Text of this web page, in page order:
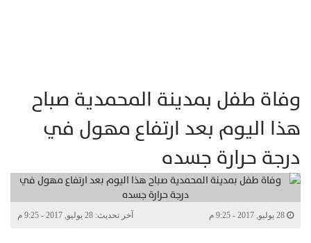
وفاة طفل بمدينة المحمدية صباح
هذا اليوم بعد ارتفاع مهول في
درجة حرارة جسده
آخر تحديث: 28 يوليو, 2017 - 9:25 م